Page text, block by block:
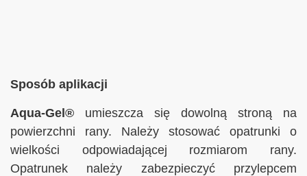
Sposób aplikacji
Aqua-Gel® umieszcza się dowolną stroną na
powierzchni rany. Należy stosować opatrunki o
wielkości odpowiadającej rozmiarom rany.
Opatrunek należy zabezpieczyć przylepcem